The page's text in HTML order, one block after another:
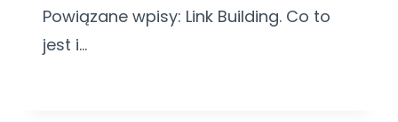
Powiązane wpisy: Link Building. Co to
jest i…